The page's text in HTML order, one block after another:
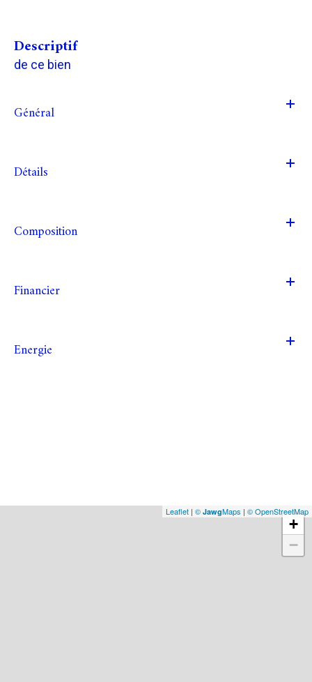
descriptif
de ce bien
Général
Détails
Composition
Financier
Energie
+
−
Leaflet | © JawgMaps | © OpenStreetMap